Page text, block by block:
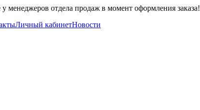
менеджеров отдела продаж в момент оформления заказа!
Личный кабинетНовости